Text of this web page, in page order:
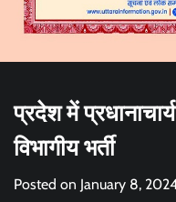
प्रदेश में
विभागीय भर्ती
Posted on January 8,